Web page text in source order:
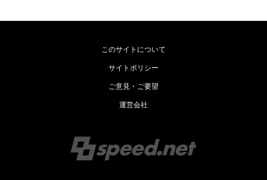
このサイトについて
サイトポリシー
ご意見・ご要望
運営会社